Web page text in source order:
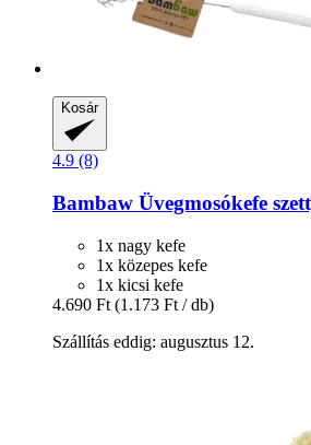
Kosár
4.9 (8)
Bambaw Üvegmosókefe
1x nagy kefe
1x közepes kefe
1x kicsi kefe
4.690 Ft (1.173 Ft / db)
Szállítás eddig: augusztus 12.